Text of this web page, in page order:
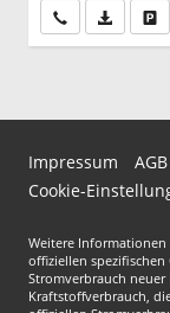
Wir rufen Sie an
PDF-
Impressum AGB
Cookie-
Weitere
offiziellen spezifischen
Stromverbrauch
Kraftstoffverbrauch,